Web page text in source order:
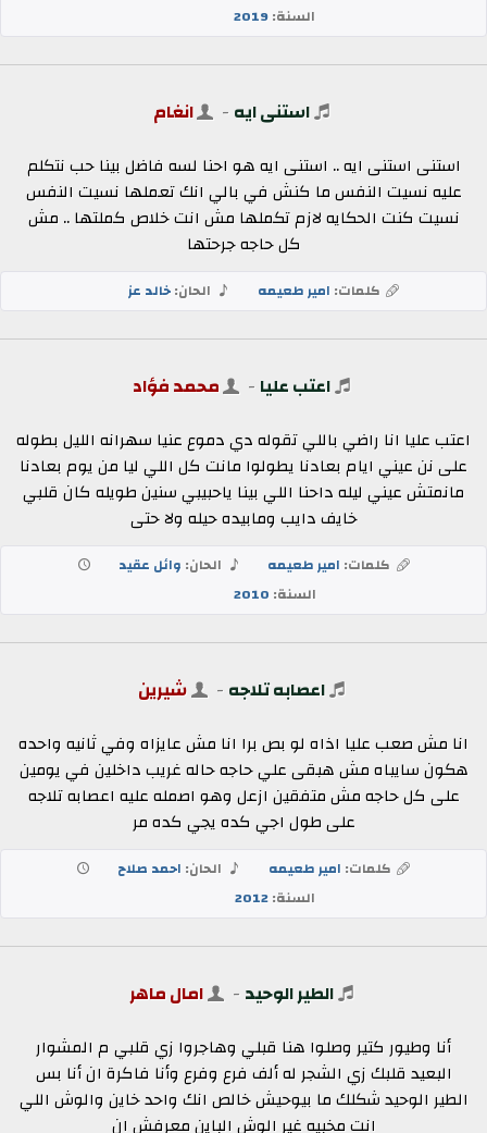
السنة:2019
استنى ايه - انغام
استنى استنى ايه .. استنى ايه هو احنا لسه فاضل بينا حب نتكلم
عليه نسيت النفس ما كنش في بالي انك تعملها نسيت النفس
نسيت كنت الحكايه لازم تكملها مش انت خلاص كملتها .. مش
كل حاجه جرحتها
كلمات: امير طعيمه الحان:خالد عز
اعتب عليا - محمد فؤاد
اعتب عليا انا راضي باللي تقوله دي دموع عنيا سهرانه الليل بطوله
على نن عيني ايام بعادنا يطولوا مانت كل اللي ليا من يوم بعادنا
مانمتش عيني ليله داحنا اللي بينا ياحبيبي سنين طويله كان قلبي
خايف دايب ومابيده حيله ولا حتى
كلمات: امير طعيمه الحان: وائل عقيد
السنة: 2010
اعصابه تلاجه - شيرين
انا مش صعب عليا اذاه لو بص برا انا مش عايزاه وفي ثانيه واحده
هكون سايباه مش هبقى علي حاجه حاله غريب داخلين في يومين
على كل حاجه مش متفقين ازعل وهو اصمله عليه اعصابه تلاجه
على طول اجي كده يجي كده مر
كلمات: امير طعيمه الحان: احمد صلاح
السنة:2012
الطير الوحيد - امال ماهر
أنا وطيور كتير وصلوا هنا قبلي وهاجروا زي قلبي م المشوار
البعيد قلبك زي الشجر له ألف فرع وفرع وأنا فاكرة ان أنا بس
الطير الوحيد شكلك ما بيوحيش خالص انك واحد خاين والوش اللي
انت مخبيه غير الوش الباين معرفش ان